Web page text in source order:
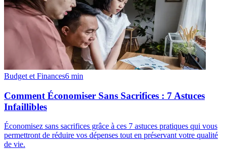
Budget et Finances6 min
Comment Économiser Sans Sacrifices : 7 Astuces
Infaillibles
Économisez sans sacrifices grâce à ces 7 astuces pratiques qui vous
permettront de réduire vos dépenses tout en préservant votre qualité
de vie.